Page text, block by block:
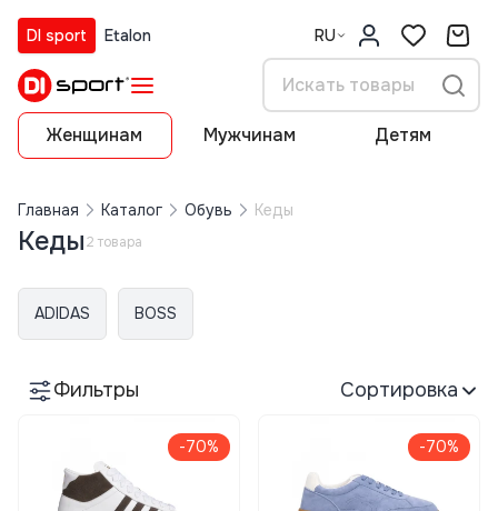
DI sport Etalon RU
Женщинам Мужчинам Детям
Главная Каталог Обувь Кеды
Кеды2 товара
ADIDAS BOSS
Фильтры Сортировка
-70% -70%